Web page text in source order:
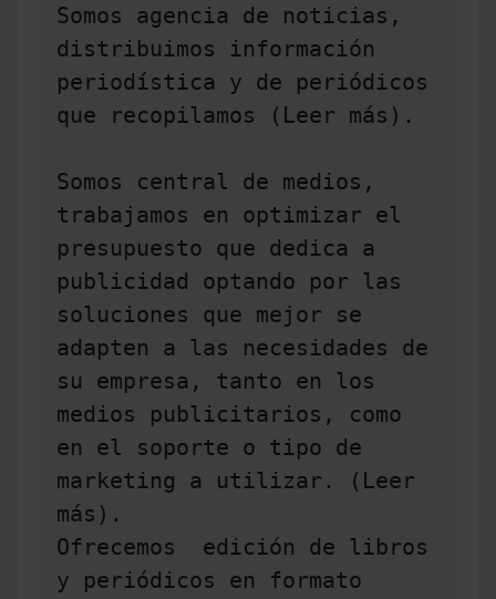
Somos agencia de noticias,
distribuimos información
periodística y de periódicos
que recopilamos (Leer más).
Somos central de medios,
trabajamos en optimizar el
presupuesto que dedica a
publicidad optando por las
soluciones que mejor se
adapten a las necesidades de
su empresa, tanto en los
medios publicitarios, como
en el soporte o tipo de
marketing a utilizar. (Leer
más).
Ofrecemos  edición de libros
y periódicos en formato